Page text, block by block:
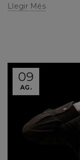
Llegir Més
09
AG.